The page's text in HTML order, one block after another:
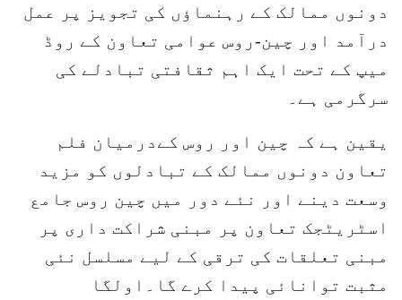
دونوں ممالک کے رہنماؤں کی تجویز پر عمل
درآمد اور چین-روس عوامی تعاون کے روڈ
میپ کے تحت ایک اہم ثقافتی تبادلے کی
سرگرمی ہے۔
یقین ہے کہ چین اور روس کےدرمیان فلم
تعاون دونوں ممالک کے تبادلوں کو مزید
وسعت دینے اور نئے دور میں چین روس جامع
اسٹریٹجک تعاون پر مبنی شراکت داری پر
مبنی تعلقات کی ترقی کے لیے مسلسل نئی
مثبت توانائی پیدا کرے گا۔اولگا